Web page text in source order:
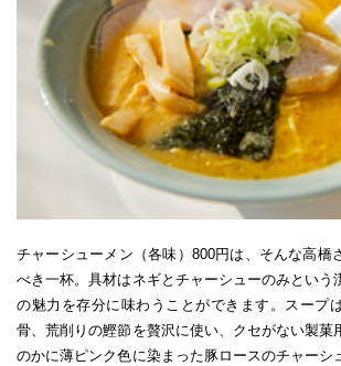
チャーシューメン（各味）800円は、そんな高橋
べき一杯。具材はネギとチャーシューのみという
の魅力を存分に味わうことができます。スープ
骨、荒削りの鰹節を贅沢に使い、クセがない製菓
のかに薄ピンク色に染まった豚ロースのチャーシ